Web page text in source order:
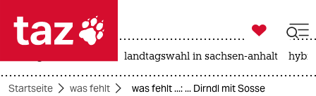
 taz zahl ich
taz zahl ich

taz zahl ich
landtagswahl in sachsen-anhalt
Startseite was fehlt was fehlt ...: ... Dirndl mit Sosse